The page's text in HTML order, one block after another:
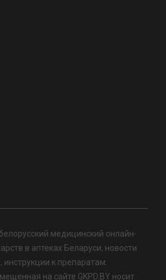
медицинский онлайн-
в аптеках Беларуси, новости
к препаратам.
на сайте GKPD.BY носит